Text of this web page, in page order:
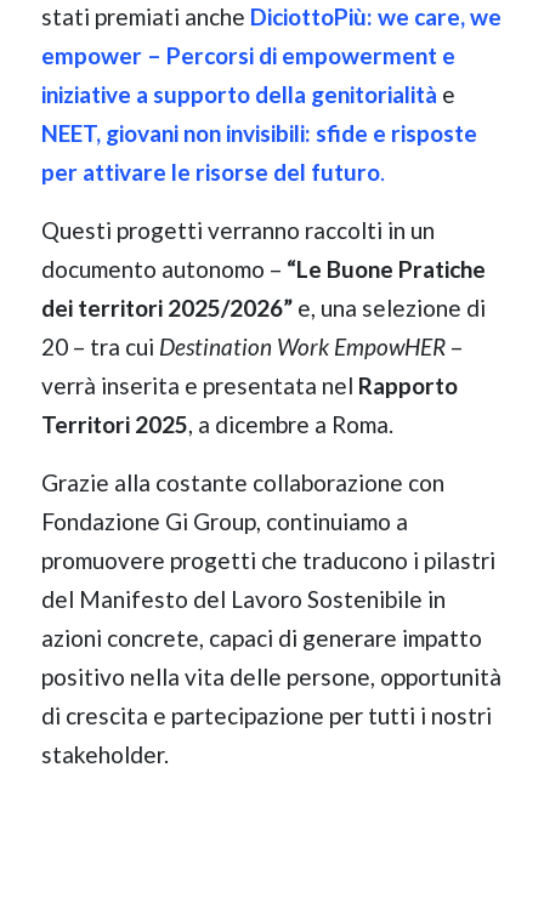
stati premiati anche DiciottoPiù: we care, we
empower – Percorsi di empowerment e
iniziative a supporto della genitorialità e
NEET, giovani non invisibili: sfide e risposte
per attivare le risorse del futuro.
Questi progetti verranno raccolti in un
documento autonomo – “Le Buone Pratiche
dei territori 2025/2026” e, una selezione di
20 – tra cui Destination Work EmpowHER–
verrà inserita e presentata nel Rapporto
Territori 2025, a dicembre a Roma.
Grazie alla costante collaborazione con
Fondazione Gi Group, continuiamo a
promuovere progetti che traducono i pilastri
del Manifesto del Lavoro Sostenibile in
azioni concrete, capaci di generare impatto
positivo nella vita delle persone, opportunità
di crescita e partecipazione per tutti i nostri
stakeholder.